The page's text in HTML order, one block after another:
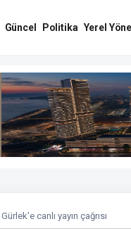
Güncel Politika Yerel
canlı yayın çağrısı